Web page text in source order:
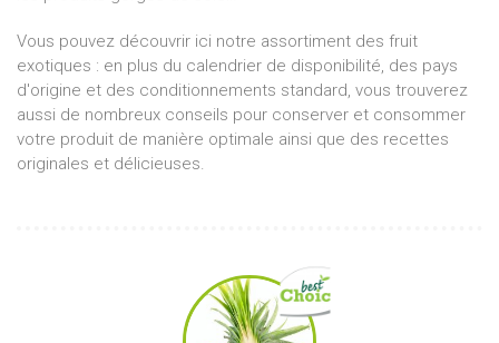
Vous pouvez découvrir ici notre assortiment des fruit
exotiques : en plus du calendrier de disponibilité, des pays
d'origine et des conditionnements standard, vous trouverez
aussi de nombreux conseils pour conserver et consommer
votre produit de manière optimale ainsi que des recettes
originales et délicieuses.